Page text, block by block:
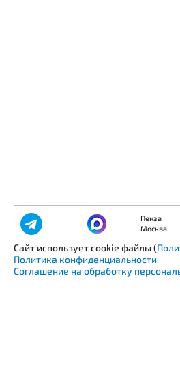
Пенза
Москва
Сайт использует cookie файлы (
Политика конфиденциальности
Соглашение на обработку